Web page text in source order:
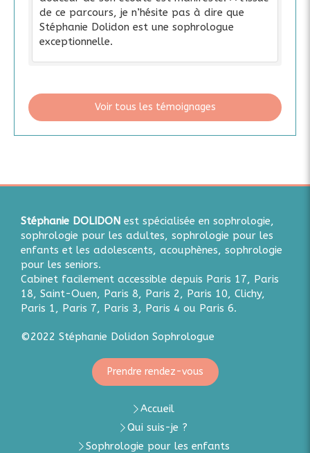
de ce parcours, je n’hésite pas à dire que
Stéphanie Dolidon est une sophrologue
exceptionnelle.
Voir tous les témoignages
Stéphanie DOLIDON est spécialisée en sophrologie,
sophrologie pour les adultes, sophrologie pour les
enfants et les adolescents, acouphènes, sophrologie
pour les seniors.
Cabinet facilement accessible depuis Paris 17, Paris
18, Saint-Ouen, Paris 8, Paris 2, Paris 10, Clichy,
Paris 1, Paris 7, Paris 3, Paris 4 ou Paris 6.
©2022 Stéphanie Dolidon Sophrologue
Prendre rendez-vous
Accueil
Qui suis-je ?
Sophrologie pour les enfants